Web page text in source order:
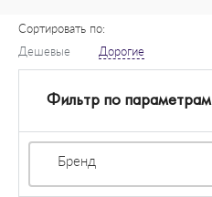
Сортировать по:
Дешевые
Дорогие
Фильтр по параметрам
Бренд